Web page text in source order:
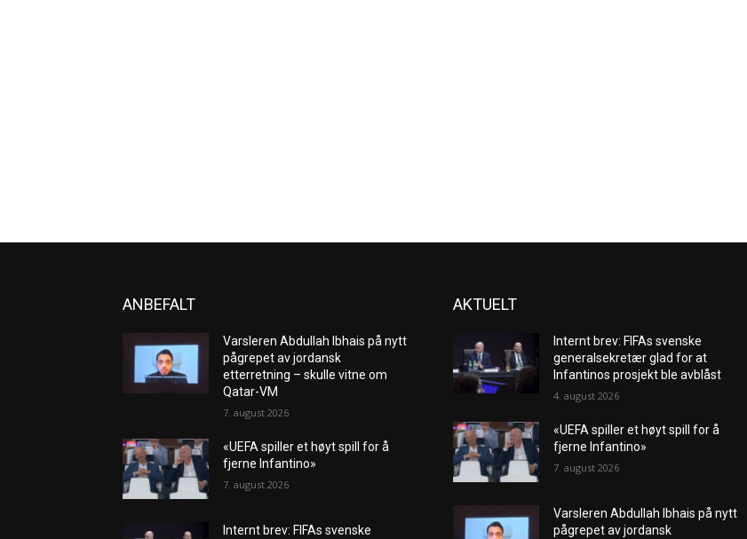
ANBEFALT
Varsleren Abdullah Ibhais på nytt
pågrepet av jordansk
etterretning – skulle vitne om
Qatar-VM
7. august 2026
«UEFA spiller et høyt spill for å
fjerne Infantino»
7. august 2026
Internt brev: FIFAs svenske
AKTUELT
Internt brev: FIFAs svenske
generalsekretær glad for at
Infantinos prosjekt ble avblåst
4. august 2026
«UEFA spiller et høyt spill for å
fjerne Infantino»
7. august 2026
Varsleren Abdullah Ibhais på nytt
pågrepet av jordansk